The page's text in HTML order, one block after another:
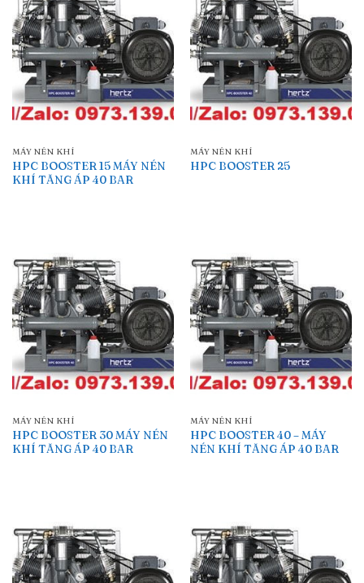
MÁY NÉN KHÍ
HPC BOOSTER 15 MÁY NÉN
KHÍ TĂNG ÁP 40 BAR
MÁY NÉN KHÍ
HPC BOOSTER 25
MÁY NÉN KHÍ
HPC BOOSTER 30 MÁY NÉN
KHÍ TĂNG ÁP 40 BAR
MÁY NÉN KHÍ
HPC BOOSTER 40 – MÁY
NÉN KHÍ TĂNG ÁP 40 BAR